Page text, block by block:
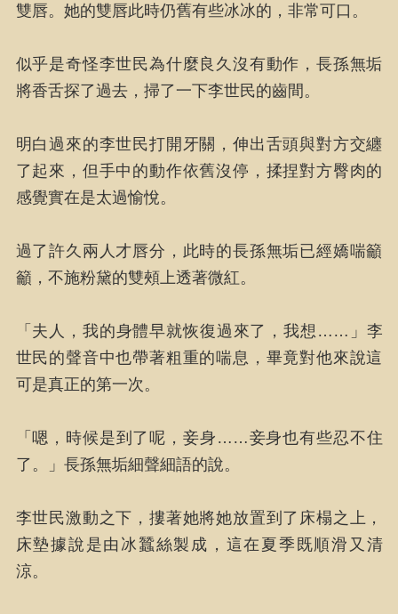
雙唇。她的雙唇此時仍舊有些冰冰的，非常可口。
似乎是奇怪李世民為什麼良久沒有動作，長孫無垢
將香舌探了過去，掃了一下李世民的齒間。
明白過來的李世民打開牙關，伸出舌頭與對方交纏
了起來，但手中的動作依舊沒停，揉捏對方臀肉的
感覺實在是太過愉悅。
過了許久兩人才唇分，此時的長孫無垢已經嬌喘籲
籲，不施粉黛的雙頰上透著微紅。
「夫人，我的身體早就恢復過來了，我想……」李
世民的聲音中也帶著粗重的喘息，畢竟對他來說這
可是真正的第一次。
「嗯，時候是到了呢，妾身……妾身也有些忍不住
了。」長孫無垢細聲細語的說。
李世民激動之下，摟著她將她放置到了床榻之上，
床墊據說是由冰蠶絲製成，這在夏季既順滑又清
涼。